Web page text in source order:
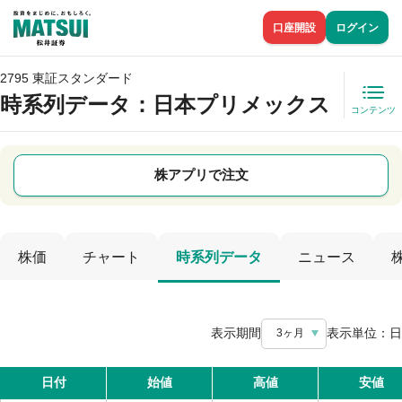
口座開設 ログイン
2795 東証スタンダード
時系列データ ：日本プリメックス コンテンツ
株アプリで注文
株価 チャート 時系列データ ニュース
表示期間 3ヶ月 表示単位： 日
日付 始値 高値 安値